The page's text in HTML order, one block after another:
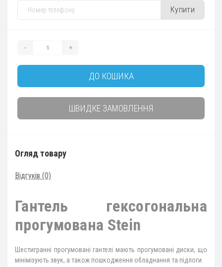
Купити
- +
ДО КОШИКА
ШВИДКЕ ЗАМОВЛЕННЯ
Огляд товару
Відгуків (0)
Гантель гексогональна
прогумована Stein
Шестигранні прогумовані гантелі мають прогумовані диски, що
мінімізують звук, а також пошкодження обладнання та підлоги.